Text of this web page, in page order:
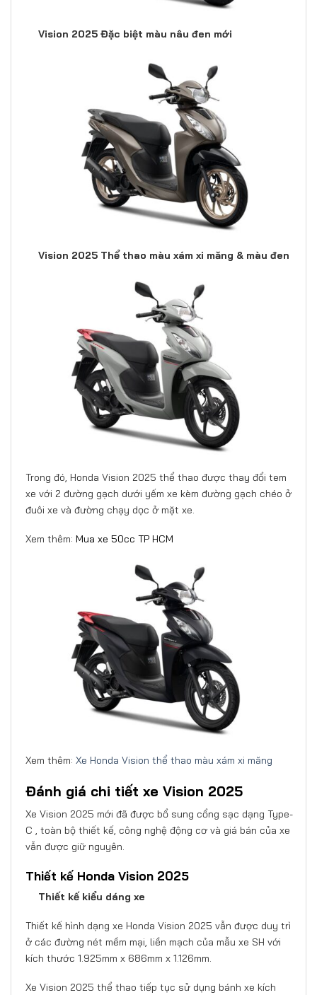
Vision 2025 Đặc biệt màu nâu đen mới
Vision 2025 Thể thao màu xám xi măng & màu đen
Trong đó, Honda Vision 2025 thể thao được thay đổi tem
xe với 2 đường gạch dưới yếm xe kèm đường gạch chéo ở
đuôi xe và đường chạy dọc ở mặt xe.
Xem thêm: Mua xe 50cc TP HCM
Xem thêm: Xe Honda Vision thể thao màu xám xi măng
Đánh giá chi tiết xe Vision 2025
Xe Vision 2025 mới đã được bổ sung cổng sạc dạng Type-
C , toàn bộ thiết kế, công nghệ động cơ và giá bán của xe
vẫn được giữ nguyên.
Thiết kế Honda Vision 2025
Thiết kế kiểu dáng xe
Thiết kế hình dạng xe Honda Vision 2025 vẫn được duy trì
ở các đường nét mềm mại, liền mạch của mẫu xe SH với
kích thước 1.925mm x 686mm x 1.126mm.
Xe Vision 2025 thể thao tiếp tục sử dụng bánh xe kích